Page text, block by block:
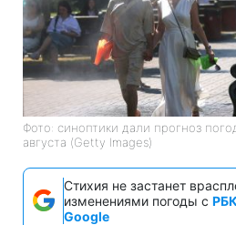
Фото: синоптики дали прогноз
августа (Getty Images)
Стихия не застанет
изменениями погоды с
Google